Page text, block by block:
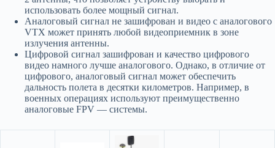
использовать более мощный сигнал.
Аналоговый сигнал не зашифрован и видео с аналогового
VTX может принять любой видеоприемник в зоне
излучения антенны.
Цифровой сигнал зашифрован и качество цифрового
видео намного лучше аналогового. Однако, в отличие от
цифрового, аналоговый сигнал может обеспечить
дальность полета в десятки километров. Например, в
военных операциях используют преимущественно
аналоговые FPV — системы.